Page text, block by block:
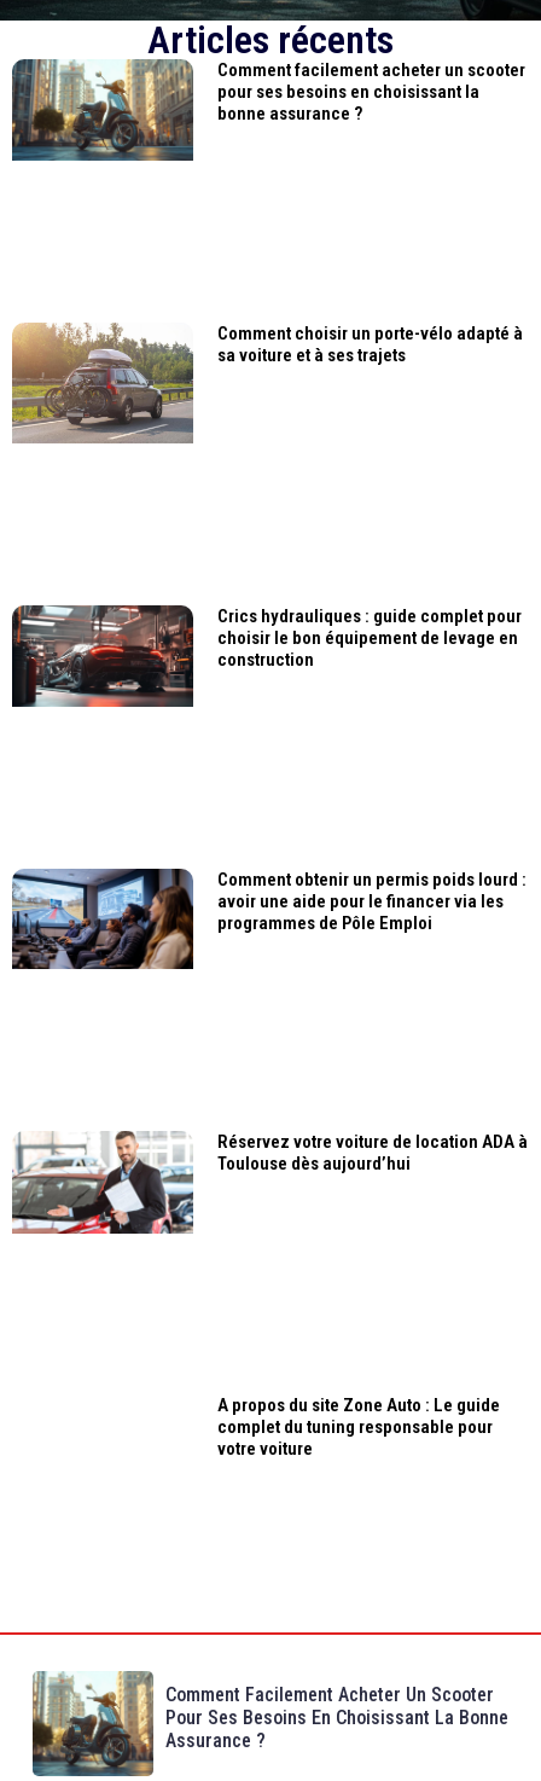
Articles récents
Comment facilement acheter un scooter
pour ses besoins en choisissant la
bonne assurance ?
Comment choisir un porte-vélo adapté à
sa voiture et à ses trajets
Crics hydrauliques : guide complet pour
choisir le bon équipement de levage en
construction
Comment obtenir un permis poids lourd :
avoir une aide pour le financer via les
programmes de Pôle Emploi
Réservez votre voiture de location ADA à
Toulouse dès aujourd’hui
A propos du site Zone Auto : Le guide
complet du tuning responsable pour
votre voiture
Comment Facilement Acheter Un Scooter
Pour Ses Besoins En Choisissant La Bonne
Assurance ?